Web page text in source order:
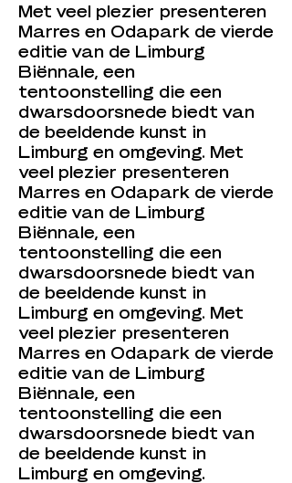
Met veel plezier presenteren
Marres en Odapark de vierde
editie van de Limburg
Biënnale, een
tentoonstelling die een
dwarsdoorsnede biedt van
de beeldende kunst in
Limburg en omgeving. Met
veel plezier presenteren
Marres en Odapark de vierde
editie van de Limburg
Biënnale, een
tentoonstelling die een
dwarsdoorsnede biedt van
de beeldende kunst in
Limburg en omgeving. Met
veel plezier presenteren
Marres en Odapark de vierde
editie van de Limburg
Biënnale, een
tentoonstelling die een
dwarsdoorsnede biedt van
de beeldende kunst in
Limburg en omgeving.